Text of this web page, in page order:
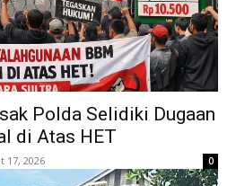
Polda Selidiki Dugaan
di Atas HET
17, 2026 0